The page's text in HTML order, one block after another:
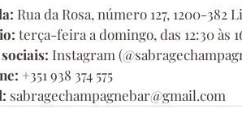
Rua da Rosa, número 127, 1200-382
terça-feira a domingo, das 12:30 às
Instagram
+351 938 374 575
sabragechampagnebar@gmail.com